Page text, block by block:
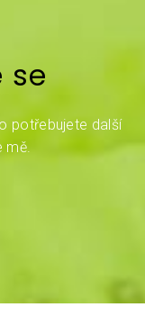
se
potřebujete další
mě.